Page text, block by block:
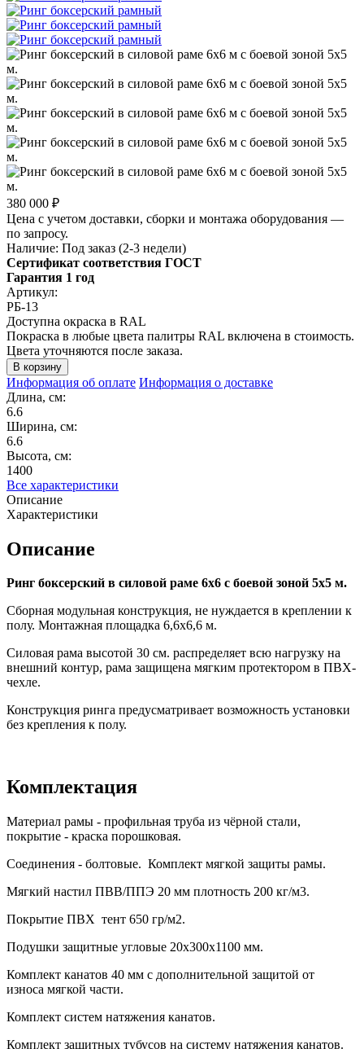
380 000 ₽
Цена с учетом доставки, сборки и монтажа оборудования —
по запросу.
Наличие: Под заказ (2-3 недели)
Сертификат соответствия ГОСТ
Гарантия 1 год
Артикул:
РБ-13
Доступна окраска в RAL
Покраска в любые цвета палитры RAL включена в стоимость.
Цвета уточняются после заказа.
Информация об оплате Информация о доставке
Длина, см:
6.6
Ширина, см:
6.6
Высота, см:
1400
Все характеристики
Описание
Характеристики
Описание
Ринг боксерский в силовой раме 6х6 с боевой зоной 5х5 м.
Сборная модульная конструкция, не нуждается в креплении к
полу. Монтажная площадка 6,6х6,6 м.
Силовая рама высотой 30 см. распределяет всю нагрузку на
внешний контур, рама защищена мягким протектором в ПВХ-
чехле.
Конструкция ринга предусматривает возможность установки
без крепления к полу.
Комплектация
Материал рамы - профильная труба из чёрной стали,
покрытие - краска порошковая.
Соединения - болтовые. Комплект мягкой защиты рамы.
Мягкий настил ПВВ/ППЭ 20 мм плотность 200 кг/м3.
Покрытие ПВХ тент 650 гр/м2.
Подушки защитные угловые 20х300х1100 мм.
Комплект канатов 40 мм с дополнительной защитой от
износа мягкой части.
Комплект систем натяжения канатов.
Комплект защитных тубусов на систему натяжения канатов.